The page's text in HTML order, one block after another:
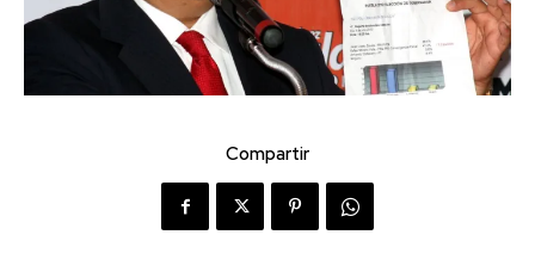
Compartir